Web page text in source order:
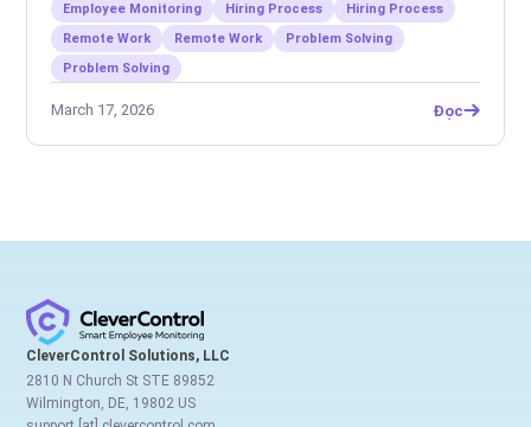
Employee Monitoring
Hiring Process
Hiring Process
Remote Work
Remote Work
Problem Solving
Problem Solving
March 17, 2026 Đọc
CleverControl Solutions, LLC
2810 N Church St STE 89852
Wilmington, DE, 19802 US